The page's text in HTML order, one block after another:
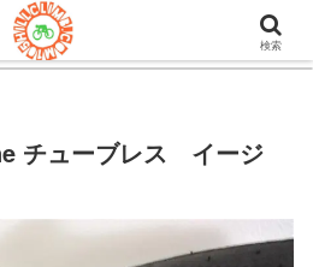
ドバイク&グラベルのブログ。機材や
プレや房総半島ライドの情報など。
チューブレス イージ
検索